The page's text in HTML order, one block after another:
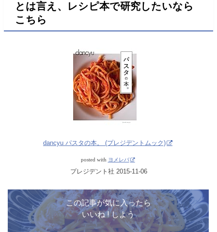
とは言え、レシピ本で研究したいなら
こちら
dancyu パスタの本。 (プレジデントムック)
posted with ヨメレバ
プレジデント社 2015-11-06
この記事が気に入ったら
いいね ! しよう